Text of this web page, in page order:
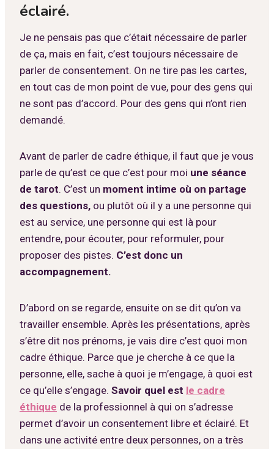
éclairé.
Je ne pensais pas que c’était nécessaire de parler
de ça, mais en fait, c’est toujours nécessaire de
parler de consentement. On ne tire pas les cartes,
en tout cas de mon point de vue, pour des gens qui
ne sont pas d’accord. Pour des gens qui n’ont rien
demandé.
Avant de parler de cadre éthique, il faut que je vous
parle de qu’est ce que c’est pour moi une séance
de tarot. C’est un moment intime où on partage
des questions, ou plutôt où il y a une personne qui
est au service, une personne qui est là pour
entendre, pour écouter, pour reformuler, pour
proposer des pistes. C’est donc un
accompagnement.
D’abord on se regarde, ensuite on se dit qu’on va
travailler ensemble. Après les présentations, après
s’être dit nos prénoms, je vais dire c’est quoi mon
cadre éthique. Parce que je cherche à ce que la
personne, elle, sache à quoi je m’engage, à quoi est
ce qu’elle s’engage. Savoir quel est le cadre
éthique de la professionnel à qui on s’adresse
permet d’avoir un consentement libre et éclairé. Et
dans une activité entre deux personnes, on a très